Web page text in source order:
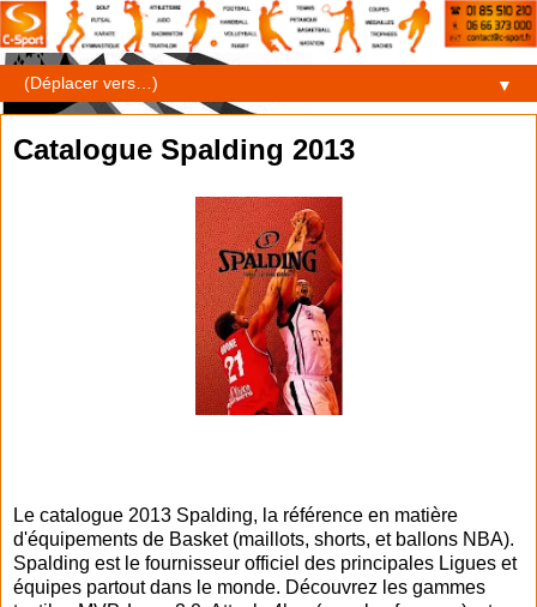
▼
Catalogue Spalding 2013
Le catalogue 2013 Spalding, la référence en matière
d'équipements de Basket (maillots, shorts, et ballons NBA).
Spalding est le fournisseur officiel des principales Ligues et
équipes partout dans le monde. Découvrez les gammes